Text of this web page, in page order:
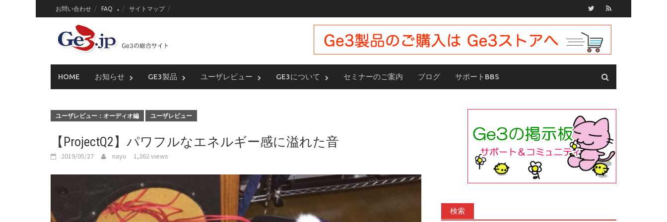
to
お問い合わせ FAQ サイトマップ
HOME お知らせ GE3製品 ユーザレビュー GE3について セミナーのご案内 ブログ サポートBBS
ユーザレビュー：オーディオ編 ユーザレビュー
【ProjectQ2】パワフルなエネルギー感に溢れた音
2019/05/27 nayu 1,262 views
検索